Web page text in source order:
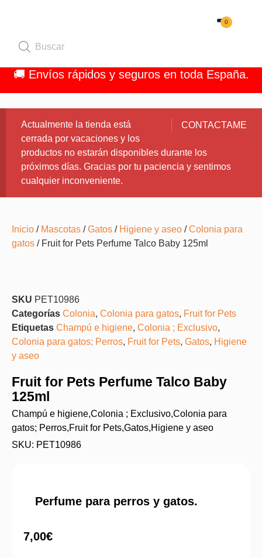
0
🚚 Envíos rápidos y seguros en toda España.
CONTACTAME
Actualmente la tienda está
cerrada por vacaciones y los
productos no estarán disponibles durante los
próximos días. Gracias por tu paciencia y sentimos
cualquier inconveniente.
Inicio / Mascotas /Gatos / Higiene y aseo /Colonia para
gatos / Fruit for Pets Perfume Talco Baby 125ml
SKU PET10986
Categorías Colonia, Colonia para gatos, Fruit for Pets
Etiquetas Champú e higiene, Colonia ; Exclusivo,
Colonia para gatos; Perros, Fruit for Pets, Gatos, Higiene
y aseo
Fruit for Pets Perfume Talco Baby
125ml
Champú e higiene,Colonia ; Exclusivo,Colonia para
gatos; Perros,Fruit for Pets,Gatos,Higiene y aseo
SKU: PET10986
Perfume para perros y gatos.
7,00€